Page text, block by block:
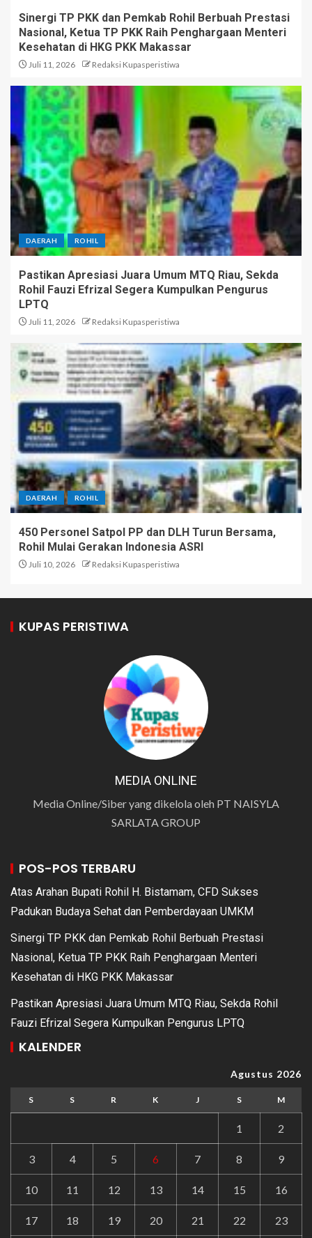
Sinergi TP PKK dan Pemkab Rohil Berbuah Prestasi
Nasional, Ketua TP PKK Raih Penghargaan Menteri
Kesehatan di HKG PKK Makassar
Juli 11, 2026 Redaksi Kupasperistiwa
DAERAH ROHIL
Pastikan Apresiasi Juara Umum MTQ Riau, Sekda
Rohil Fauzi Efrizal Segera Kumpulkan Pengurus
LPTQ
Juli 11, 2026 Redaksi Kupasperistiwa
DAERAH ROHIL
450 Personel Satpol PP dan DLH Turun Bersama,
Rohil Mulai Gerakan Indonesia ASRI
Juli 10, 2026 Redaksi Kupasperistiwa
KUPAS PERISTIWA
MEDIA ONLINE
Media Online/Siber yang dikelola oleh PT NAISYLA
SARLATA GROUP
POS-POS TERBARU
Atas Arahan Bupati Rohil H. Bistamam, CFD Sukses
Padukan Budaya Sehat dan Pemberdayaan UMKM
Sinergi TP PKK dan Pemkab Rohil Berbuah Prestasi
Nasional, Ketua TP PKK Raih Penghargaan Menteri
Kesehatan di HKG PKK Makassar
Pastikan Apresiasi Juara Umum MTQ Riau, Sekda Rohil
Fauzi Efrizal Segera Kumpulkan Pengurus LPTQ
KALENDER
Agustus 2026
S S R K J S M
1 2
3 4 5 6 7 8 9
10 11 12 13 14 15 16
17 18 19 20 21 22 23